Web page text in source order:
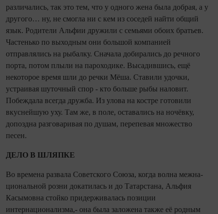
различались, так это тем, что у одного жена была доб­рая, а у
другого… ну, не смогла ни с кем из соседей найти общий
язык. Родители Альфии дружили с семьями обоих братьев.
Частенько по выходным они большой компанией
отправлялись на рыбалку. Сначала добирались до речного
порта, потом плыли на пароходике. Высадившись, ещё
некоторое время шли до речки Мёша. Ставили удочки,
устраивая шуточный спор - кто больше рыбы наловит.
Побеждала все­гда дружба. Из улова на костре готовили
вкуснейшую уху. Там же, в поле, оставались на ночёвку,
допоздна разговаривая по душам, перепевая множество
песен.
ДЕЛО В ШЛЯПКЕ
Во времена развала Советского Союза, ко­гда волна межна­
цио­наль­ной розни докатилась и до Татарстана, Альфия
Касымовна стойко придерживалась позиции
интернационализма,- она была заложена также её родным